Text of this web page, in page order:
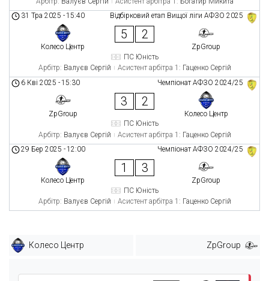
Відбірковий етап Вищої ліги АФЗО 2025
31 Тра 2025 -15:40
Колесо Центр
5 2
ZpGroup
ПС Юність
Арбітр: Валуєв Сергій Асистент арбітра 1: Гаценко Сергій
Чемпіонат АФЗО 2024/25
6 Кві 2025 -15:30
ZpGroup
3 2
Колесо Центр
ПС Юність
Арбітр: Валуєв Сергій Асистент арбітра 1: Гаценко Сергій
Чемпіонат АФЗО 2024/25
29 Бер 2025 -12:00
Колесо Центр
1 3
ZpGroup
ПС Юність
Арбітр: Валуєв Сергій Асистент арбітра 1: Гаценко Сергій
Колесо Центр ZpGroup